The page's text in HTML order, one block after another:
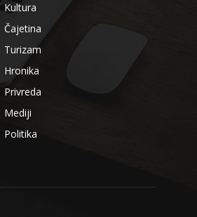
Kultura
Čajetina
Turizam
Hronika
Privreda
Mediji
Politika